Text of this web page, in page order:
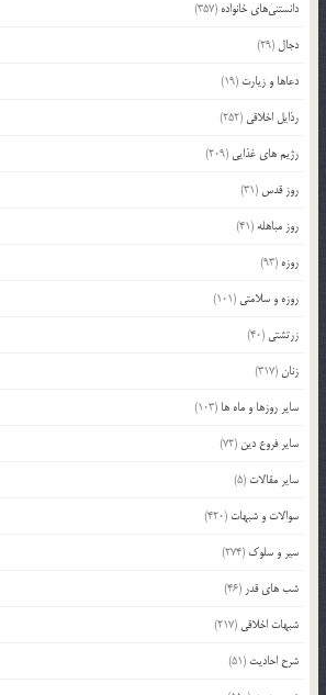
دانستنی‌های خانواده (357)
دجال (29)
دعاها و زیارت (19)
رذایل اخلاقی (252)
رژیم های غذایی (209)
روز قدس (31)
روز مباهله (41)
روزه (93)
روزه و سلامتی (101)
زرتشتی (40)
زنان(317)
سایر روزها و ماه ها (103)
سایر فروع دین (72)
سایر مقالات (5)
سوالات و شبهات (420)
سیر و سلوک (274)
شب های قدر (46)
شبهات اخلاقی (217)
شرح احادیث (51)